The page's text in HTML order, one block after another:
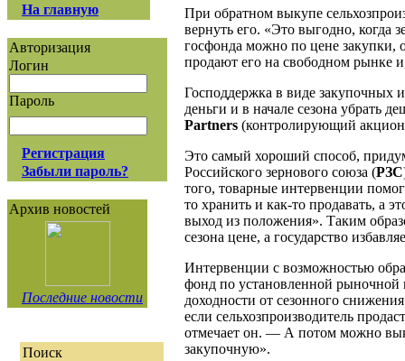
На главную
Авторизация
Логин
Пароль
Регистрация
Забыли пароль?
Архив новостей
Последние новости
Поиск
При обратном выкупе
вернуть его. «Это выгодно, когда
госфонда можно по цене закупки,
продают его на свободном рынке
Господдержка в виде закупочных
деньги и в начале сезона убрать
Partners (контролирующий
Это самый хороший способ,
Российского зернового союза (РЗС
того, товарные интервенции
то хранить и как-то продавать,
выход из положения». Таким
сезона цене, а государство
Интервенции с возможностью
фонд по установленной рыночной
доходности от сезонного
если сельхозпроизводитель
отмечает он. — А потом можно
закупочную».